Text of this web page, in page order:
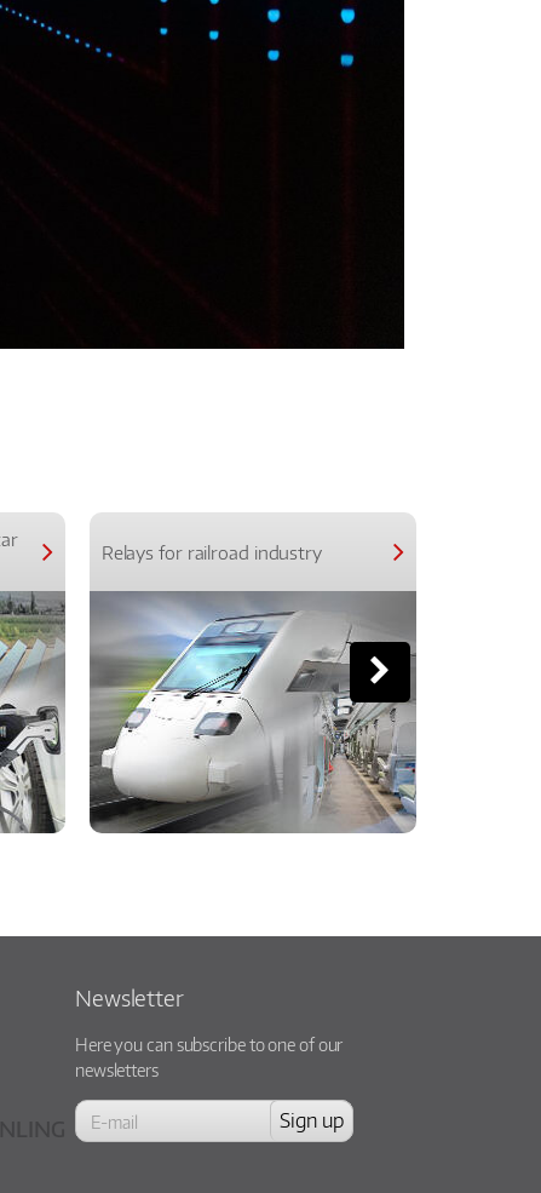
Relays for railroad industry
Newsletter
Here you can subscribe to one of our
newsletters